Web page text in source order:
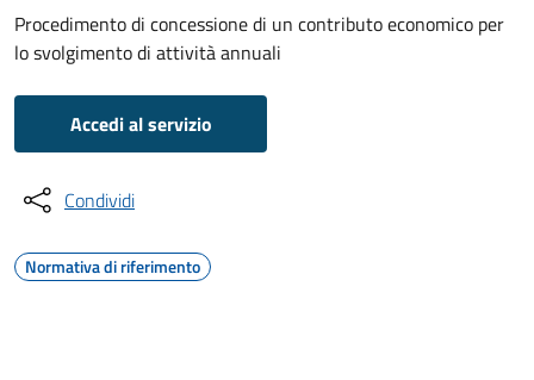
Procedimento di concessione di un contributo economico per
lo svolgimento di attività annuali
Accedi al servizio
Condividi
Normativa di riferimento